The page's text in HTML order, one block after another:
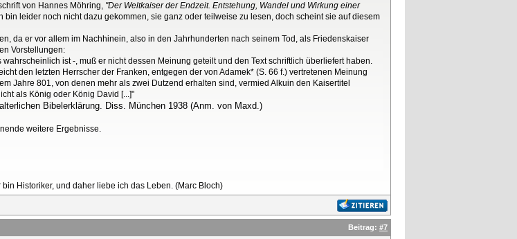
von Hannes Möhring, "Der Weltkaiser der Endzeit. Entstehung, Wandel und Wirkung einer
leider noch nicht dazu gekommen, sie ganz oder teilweise zu lesen, doch scheint sie auf diesem
da er vor allem im Nachhinein, also in den Jahrhunderten nach seinem Tod, als Friedenskaiser
Vorstellungen:
ist -, muß er nicht dessen Meinung geteilt und den Text schriftlich überliefert haben.
den letzten Herrscher der Franken, entgegen der von Adamek* (S. 66 f.) vertretenen Meinung
Jahre 801, von denen mehr als zwei Dutzend erhalten sind, vermied Alkuin den Kaisertitel
als König oder König David [...]"
Bibelerklärung. Diss. München 1938 (Anm. von Maxd.)
weitere Ergebnisse.
Historiker, und daher liebe ich das Leben. (Marc Bloch)
Beitrag: #7